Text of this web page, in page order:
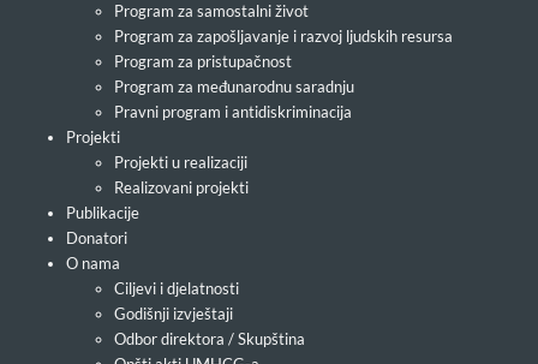
Program za samostalni život
Program za zapošljavanje i razvoj ljudskih resursa
Program za pristupačnost
Program za međunarodnu saradnju
Pravni program i antidiskriminacija
Projekti
Projekti u realizaciji
Realizovani projekti
Publikacije
Donatori
O nama
Ciljevi i djelatnosti
Godišnji izvještaji
Odbor direktora / Skupština